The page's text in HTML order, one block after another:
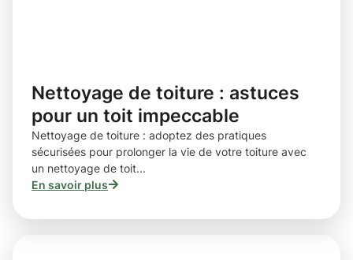
Nettoyage de toiture : astuces
pour un toit impeccable
Nettoyage de toiture : adoptez des pratiques
sécurisées pour prolonger la vie de votre toiture avec
un nettoyage de toit...
En savoir plus